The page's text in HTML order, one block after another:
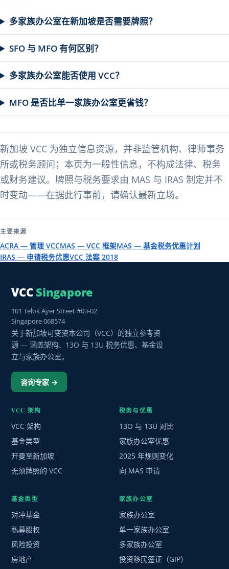
多家族办公室在新加坡是否需要牌照？
SFO 与 MFO 有何区别？
多家族办公室能否使用 VCC？
MFO 是否比单一家族办公室更省钱？
新加坡 VCC 为独立信息资源，并非监管机构、律师事务
所或税务顾问；本页为一般性信息，不构成法律、税务
或财务建议。牌照与税务要求由 MAS 与 IRAS 制定并不
时变动——在据此行事前，请确认最新立场。
主要来源
ACRA — 管理 VCCMAS — VCC 框架MAS — 基金税务优惠计划
IRAS — 申请税务优惠VCC 法案 2018
VCC Singapore
101 Telok Ayer Street #03-02
Singapore 068574
关于新加坡可变资本公司（VCC）的独立参考资
源 — 涵盖架构、13O 与 13U 税务优惠、基金设
立与家族办公室。
咨询专家 →
VCC 架构
VCC 架构
基金类型
开曼至新加坡
无须牌照的 VCC
税务与优惠
13O 与 13U 对比
家族办公室优惠
2025 年规则变化
向 MAS 申请
基金类型
对冲基金
私募股权
风险投资
房地产
家族办公室
家族办公室
单一家族办公室
多家族办公室
投资移民签证（GIP）